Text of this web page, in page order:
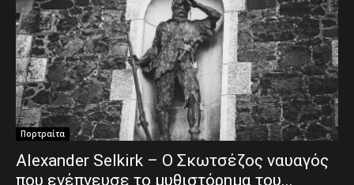
Πορτραίτα
Alexander Selkirk – Ο Σκωτσέζος ναυαγός
που ενέπνευσε το μυθιστόρημα του...